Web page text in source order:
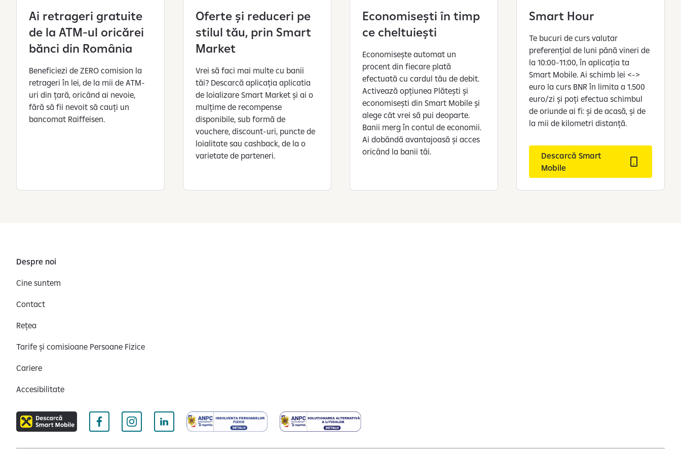
d
r
u
c
r
c
e
r
e
s
o
Ai retrageri gratuite
de la ATM-ul oricărei
bănci din România
Beneficiezi de ZERO comision la
retrageri în lei, de la mii de ATM-
uri din țară, oricând ai nevoie,
fără să fii nevoit să cauți un
bancomat Raiffeisen.
Oferte și reduceri pe
stilul tău, prin Smart
Market
Vrei să faci mai multe cu banii
tăi? Descarcă aplicația aplicatia
de loializare Smart Market și ai o
mulțime de recompense
disponibile, sub formă de
vouchere, discount-uri, puncte de
loialitate sau cashback, de la o
varietate de parteneri.
Economisești în timp
ce cheltuiești
Economisește automat un
procent din fiecare plată
efectuată cu cardul tău de debit.
Activează opțiunea Plătești și
economisești din Smart Mobile și
alege cât vrei să pui deoparte.
Banii merg în contul de economii.
Ai dobândă avantajoasă și acces
oricând la banii tăi.
Smart Hour
Te bucuri de curs valutar
preferențial de luni până vineri de
la 10:00-11:00, în aplicația ta
Smart Mobile. Ai schimb lei <->
euro la curs BNR în limita a 1.500
euro/zi și poți efectua schimbul
de oriunde ai fi: și de acasă, și de
la mii de kilometri distanță.
Descarcă Smart
Mobile
Despre noi
Cine suntem
Contact
Rețea
Tarife și comisioane Persoane Fizice
Cariere
Accesibilitate